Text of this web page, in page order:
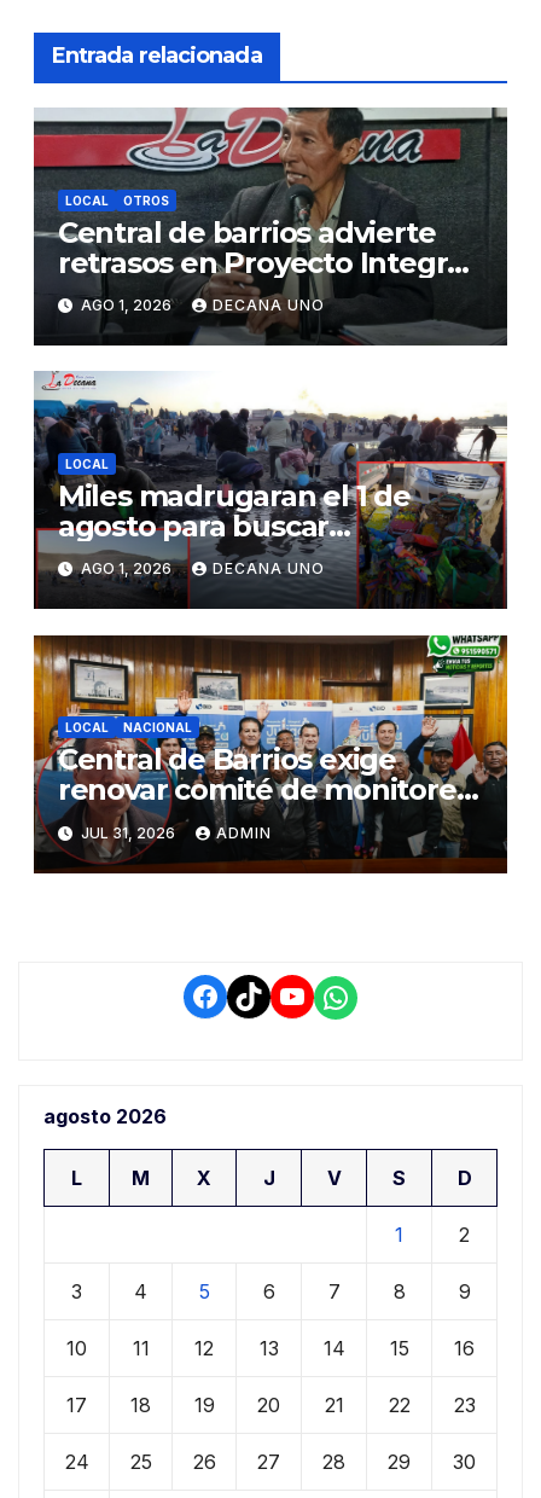
Entrada relacionada
LOCAL OTROS
Central de barrios advierte
retrasos en Proyecto Integral
de Agua y Alcantarillado para
Juliaca
AGO 1, 2026 DECANA UNO
LOCAL
Miles madrugaran el 1 de
agosto para buscar
piedrecillas en los ríos y
realizar la challa por la
riqueza y la prosperidad
AGO 1, 2026 DECANA UNO
LOCAL NACIONAL
Central de Barrios exige
renovar comité de monitoreo
del PIAA por presuntos
conflictos de interés y
retrasos
JUL 31, 2026 ADMIN
Facebook
TikTokYouTube
WhatsApp
agosto 2026
L M X J V S D
1 2
3 4 5 6 7 8 9
10 11 12 13 14 15 16
17 18 19 20 21 22 23
24 25 26 27 28 29 30